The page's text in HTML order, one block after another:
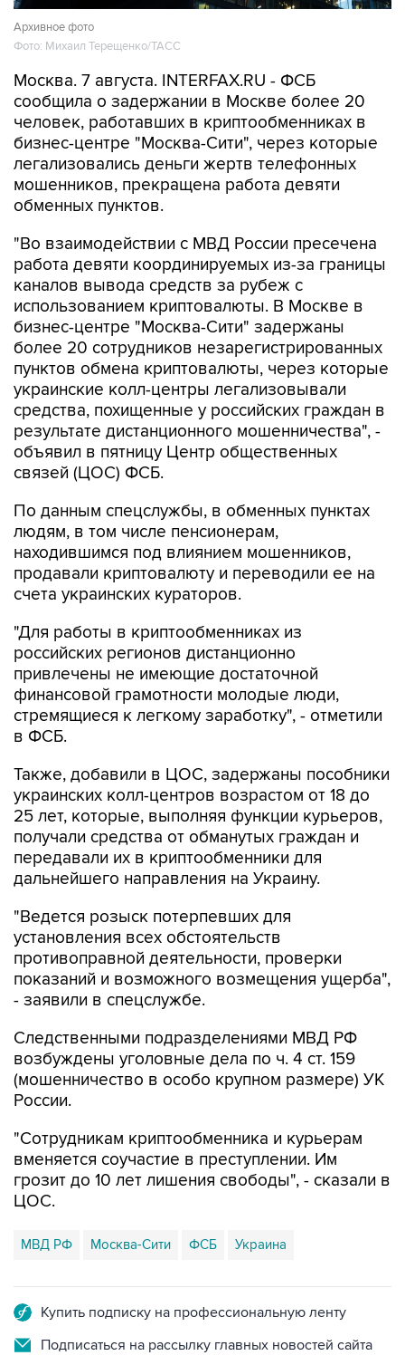
Архивное фото
Фото: Михаил Терещенко/ТАСС
Москва. 7 августа. INTERFAX.RU - ФСБ
сообщила о задержании в Москве более 20
человек, работавших в криптообменниках в
бизнес-центре "Москва-Сити", через которые
легализовались деньги жертв телефонных
мошенников, прекращена работа девяти
обменных пунктов.
"Во взаимодействии с МВД России пресечена
работа девяти координируемых из-за границы
каналов вывода средств за рубеж с
использованием криптовалюты. В Москве в
бизнес-центре "Москва-Сити" задержаны
более 20 сотрудников незарегистрированных
пунктов обмена криптовалюты, через которые
украинские колл-центры легализовывали
средства, похищенные у российских граждан в
результате дистанционного мошенничества", -
объявил в пятницу Центр общественных
связей (ЦОС) ФСБ.
По данным спецслужбы, в обменных пунктах
людям, в том числе пенсионерам,
находившимся под влиянием мошенников,
продавали криптовалюту и переводили ее на
счета украинских кураторов.
"Для работы в криптообменниках из
российских регионов дистанционно
привлечены не имеющие достаточной
финансовой грамотности молодые люди,
стремящиеся к легкому заработку", - отметили
в ФСБ.
Также, добавили в ЦОС, задержаны пособники
украинских колл-центров возрастом от 18 до
25 лет, которые, выполняя функции курьеров,
получали средства от обманутых граждан и
передавали их в криптообменники для
дальнейшего направления на Украину.
"Ведется розыск потерпевших для
установления всех обстоятельств
противоправной деятельности, проверки
показаний и возможного возмещения ущерба",
- заявили в спецслужбе.
Следственными подразделениями МВД РФ
возбуждены уголовные дела по ч. 4 ст. 159
(мошенничество в особо крупном размере) УК
России.
"Сотрудникам криптообменника и курьерам
вменяется соучастие в преступлении. Им
грозит до 10 лет лишения свободы", - сказали в
ЦОС.
МВД РФ Москва-Сити ФСБ Украина
Купить подписку на профессиональную ленту
Подписаться на рассылку главных новостей сайта